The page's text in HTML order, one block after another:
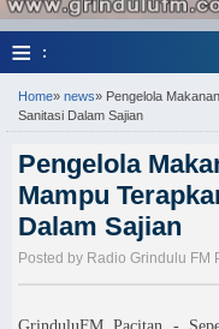
≡ :
Home» news» Pengelola
Sanitasi Dalam Sajian
Pengelola
Mampu
Dalam Sajian
Posted by Radio Grindulu FM